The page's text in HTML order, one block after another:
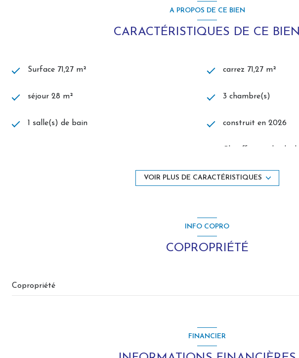
A PROPOS DE CE BIEN
CARACTÉRISTIQUES DE CE BIEN
Surface 71,27 m² carrez 71,27 m²
séjour 28 m² 3 chambre(s)
1 salle(s) de bain construit en 2026
2 côté(s) mitoyen(s)
ascenseur
VOIR PLUS DE CARACTÉRISTIQUES
INFO COPRO
COPROPRIÉTÉ
Copropriété
FINANCIER